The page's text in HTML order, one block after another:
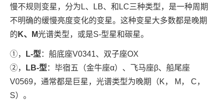
慢不规则变星，分为L、LB、和LC三种类型，是一种周期
不明确的缓慢亮度变化的变星。这种变星大多数都是晚期
的 K、M光谱类型，或是S-型星和碳星。
①， L-型：船底座V0341、双子座OX
②，
LB-型：毕宿五（金牛座α）、飞马座β、船尾座
V0569，通常都是巨星，光谱类型为晚期（K， M， C，
S）。